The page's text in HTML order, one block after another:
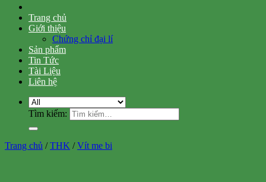
Trang chủ
Giới thiệu
Chứng chỉ đại lí
Sản phẩm
Tin Tức
Tài Liệu
Liên hệ
Tìm kiếm:
Trang chủ / THK / Vít me bi